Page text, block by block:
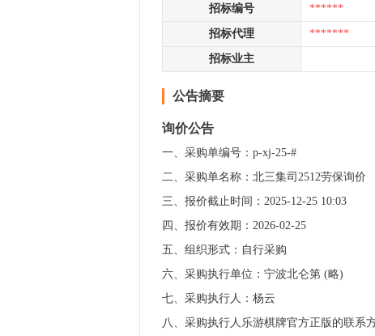
招标编号 ******
招标代理 *******
招标业主
公告摘要
询价公告
一、采购单编号：p-xj-25-#
二、采购单名称：北三集司2512劳保询价
三、报价截止时间：2025-12-25 10:03
四、报价有效期：2026-02-25
五、组织形式：自行采购
六、采购执行单位：宁波北仑第 (略)
七、采购执行人：杨云
八、采购执行人乐游棋牌官方正版的联系